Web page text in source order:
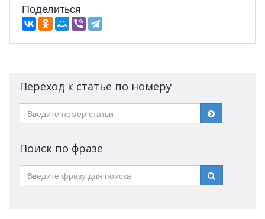
Поделиться
Переход к статье по номеру
Поиск по фразе